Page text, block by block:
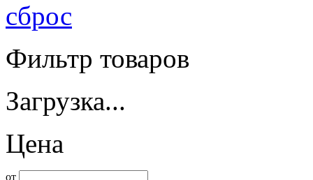
сброс
Фильтр товаров
Загрузка...
Цена
от